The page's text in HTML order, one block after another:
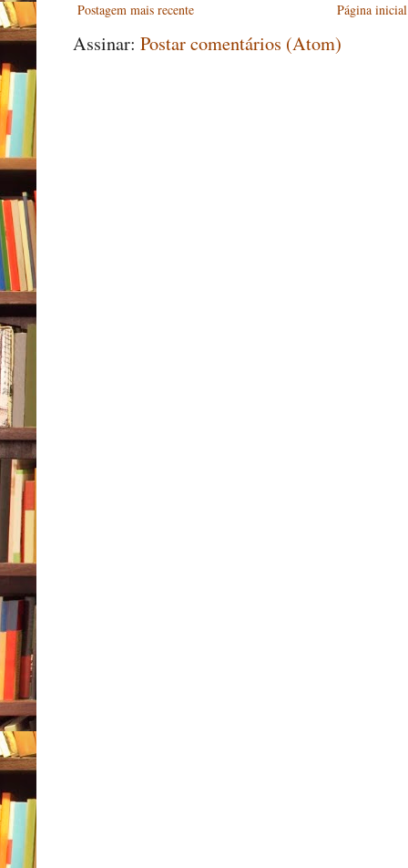
Postagem mais recente Página inicial
Assinar: Postar comentários (Atom)